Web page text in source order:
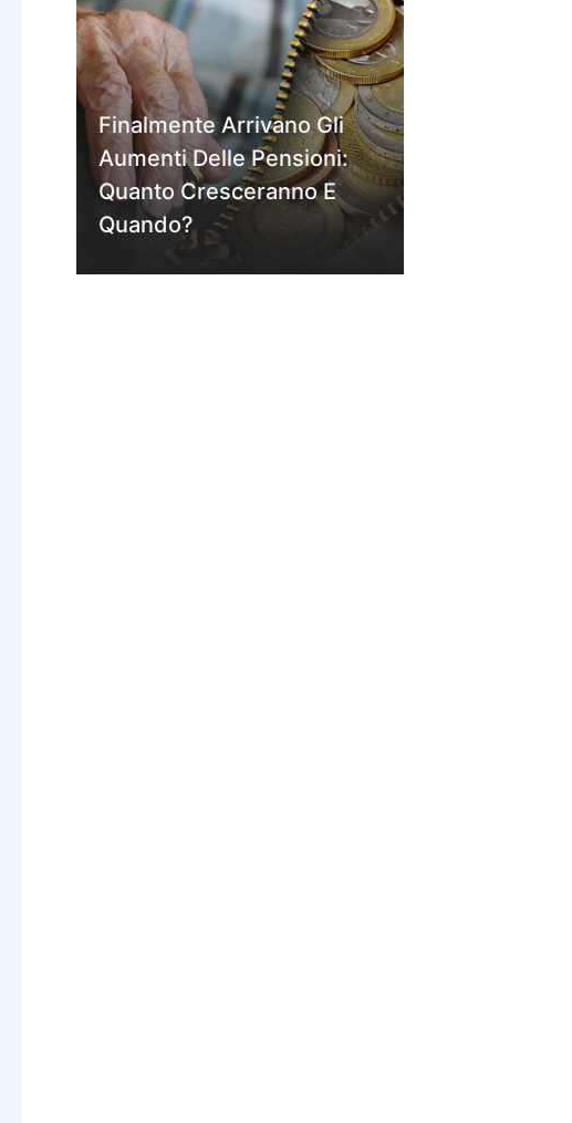
Finalmente Arrivano Gli
Aumenti Delle Pensioni:
Quanto Cresceranno E
Quando?